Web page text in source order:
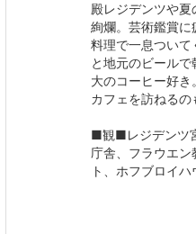
殿レジデンツや
絢爛。芸術鑑賞に
料理で一息ついて
と地元のビール
大のコーヒー好
カフェを訪ねるの
■観■レジデンツ
庁舎、フラウエ
ト、ホフブロイ